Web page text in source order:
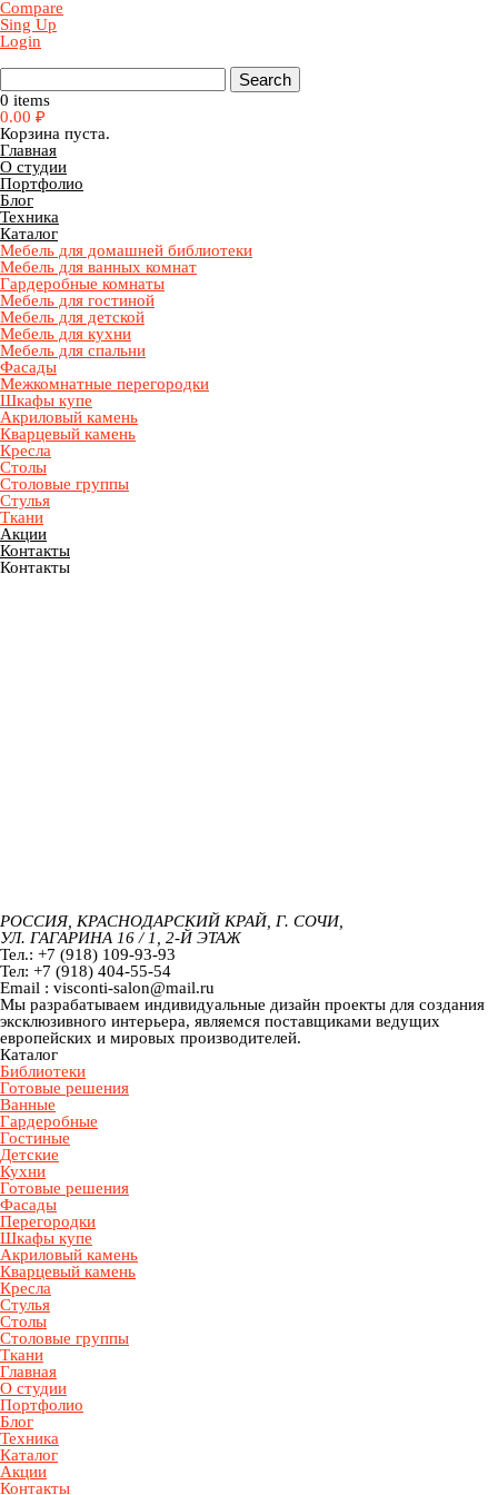
Compare
Sing Up
Login
0 items
0.00 ₽
Корзина пуста.
Главная
О студии
Портфолио
Блог
Техника
Каталог
Мебель для домашней библиотеки
Мебель для ванных комнат
Гардеробные комнаты
Мебель для гостиной
Мебель для детской
Мебель для кухни
Мебель для спальни
Фасады
Межкомнатные перегородки
Шкафы купе
Акриловый камень
Кварцевый камень
Кресла
Столы
Столовые группы
Стулья
Ткани
Акции
Контакты
Контакты
РОССИЯ, КРАСНОДАРСКИЙ КРАЙ, Г. СОЧИ,
УЛ. ГАГАРИНА 16 / 1, 2-Й ЭТАЖ
Тел.: +7 (918) 109-93-93
Тел: +7 (918) 404-55-54
Email : visconti-salon@mail.ru
Мы разрабатываем индивидуальные дизайн проекты для создания
эксклюзивного интерьера, являемся поставщиками ведущих
европейских и мировых производителей.
Каталог
Библиотеки
Готовые решения
Ванные
Гардеробные
Гостиные
Детские
Кухни
Готовые решения
Фасады
Перегородки
Шкафы купе
Акриловый камень
Кварцевый камень
Кресла
Стулья
Столы
Столовые группы
Ткани
Главная
О студии
Портфолио
Блог
Техника
Каталог
Акции
Контакты